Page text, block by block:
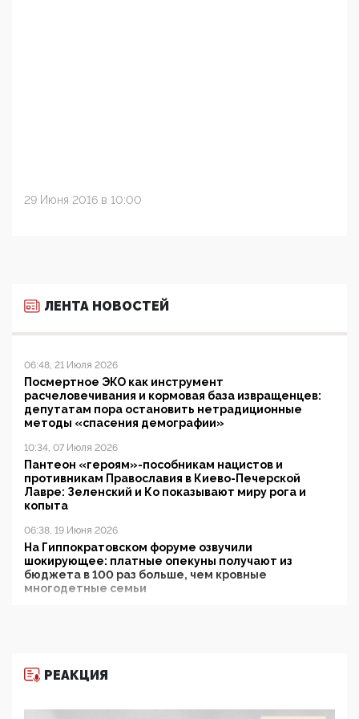
29 Июня 2016 в 10:00
ЛЕНТА НОВОСТЕЙ
06:48, 21 Июля 2026
Посмертное ЭКО как инструмент
расчеловечивания и кормовая база извращенцев:
депутатам пора остановить нетрадиционные
методы «спасения демографии»
10:34, 07 Июля 2026
Пантеон «героям»-пособникам нацистов и
противникам Православия в Киево-Печерской
Лавре: Зеленский и Ко показывают миру рога и
копыта
06:38, 19 Июня 2026
На Гиппократовском форуме озвучили
шокирующее: платные опекуны получают из
бюджета в 100 раз больше, чем кровные
многодетные семьи
11:53, 09 Июня 2026
деятельность ИИТО ЮНЕСКО в России, но
РЕАКЦИЯ